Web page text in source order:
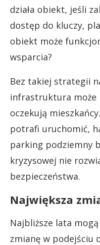
działa obiekt, jeśli
dostęp do kluczy,
obiekt może
wsparcia?
Bez takiej strategii
infrastruktura może
oczekują
potrafi uruchomić,
parking podziemny
kryzysowej nie
bezpieczeństwa.
Największa
Najbliższe lata
zmianę w podejściu